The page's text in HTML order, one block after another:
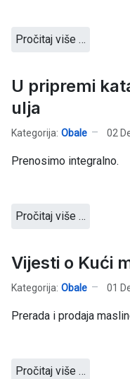
Pročitaj više …
U pripremi
ulja
Kategorija: Obale 02
Prenosimo integralno.
Pročitaj više …
Vijesti o Kući
Kategorija: Obale 01
Prerada i prodaja
Pročitaj više …